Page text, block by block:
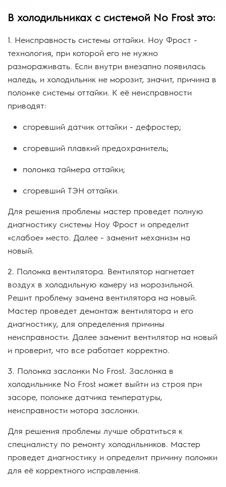
В холодильниках с системой No Frost это:
1. Неисправность системы оттайки. Ноу Фрост -
технология, при которой его не нужно
размораживать. Если внутри внезапно появилась
наледь, и холодильник не морозит, значит, причина в
поломке системы оттайки. К её неисправности
приводят:
сгоревший датчик оттайки - дефростер;
сгоревший плавкий предохранитель;
поломка таймера оттайки;
сгоревший ТЭН оттайки.
Для решения проблемы мастер проведет полную
диагностику системы Ноу Фрост и определит
«слабое» место. Далее - заменит механизм на
новый.
2. Поломка вентилятора. Вентилятор нагнетает
воздух в холодильную камеру из морозильной.
Решит проблему замена вентилятора на новый.
Мастер проведет демонтаж вентилятора и его
диагностику, для определения причины
неисправности. Далее заменит вентилятор на новый
и проверит, что все работает корректно.
3. Поломка заслонки No Frost. Заслонка в
холодильнике No Frost может выйти из строя при
засоре, поломке датчика температуры,
неисправности мотора заслонки.
Для решения проблемы лучше обратиться к
специалисту по ремонту холодильников. Мастер
проведет диагностику и определит причину поломки
для её корректного исправления.